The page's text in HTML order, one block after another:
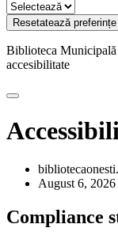
Resetatează preferințe
Biblioteca
accesibilitate
August 6, 2026
Compliance